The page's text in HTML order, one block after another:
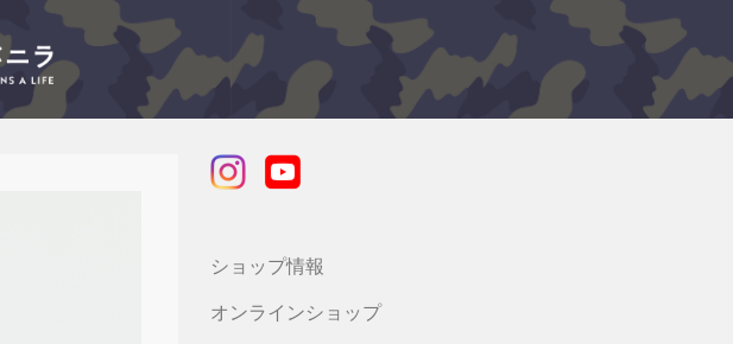
ショップ情報
オンラインショップ